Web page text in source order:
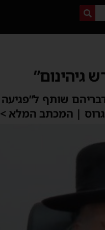
גיהינום”
שותף ל”פגיעה
גרוס | המכתב המלא >